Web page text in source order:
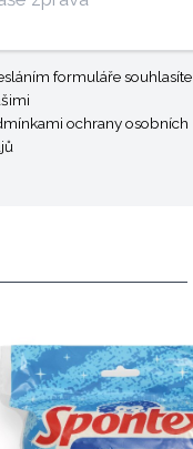
formuláře souhlasíte
ochrany osobních